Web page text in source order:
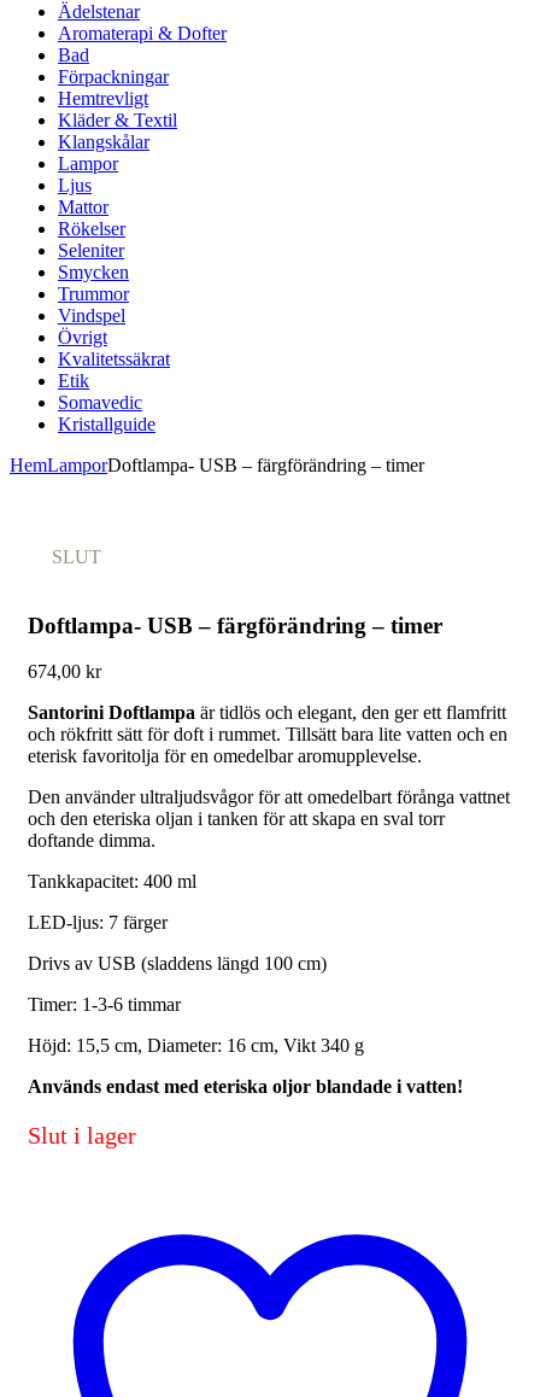
Ädelstenar
Aromaterapi & Dofter
Bad
Förpackningar
Hemtrevligt
Kläder & Textil
Klangskålar
Lampor
Ljus
Mattor
Rökelser
Seleniter
Smycken
Trummor
Vindspel
Övrigt
Kvalitetssäkrat
Etik
Somavedic
Kristallguide
HemLamporDoftlampa- USB – färgförändring – timer
SLUT
Doftlampa- USB – färgförändring – timer
674,00 kr
Santorini Doftlampa är tidlös och elegant, den ger ett flamfritt
och rökfritt sätt för doft i rummet. Tillsätt bara lite vatten och en
eterisk favoritolja för en omedelbar aromupplevelse.
Den använder ultraljudsvågor för att omedelbart förånga vattnet
och den eteriska oljan i tanken för att skapa en sval torr
doftande dimma.
Tankkapacitet: 400 ml
LED-ljus: 7 färger
Drivs av USB (sladdens längd 100 cm)
Timer: 1-3-6 timmar
Höjd: 15,5 cm, Diameter: 16 cm, Vikt 340 g
Används endast med eteriska oljor blandade i vatten!
Slut i lager